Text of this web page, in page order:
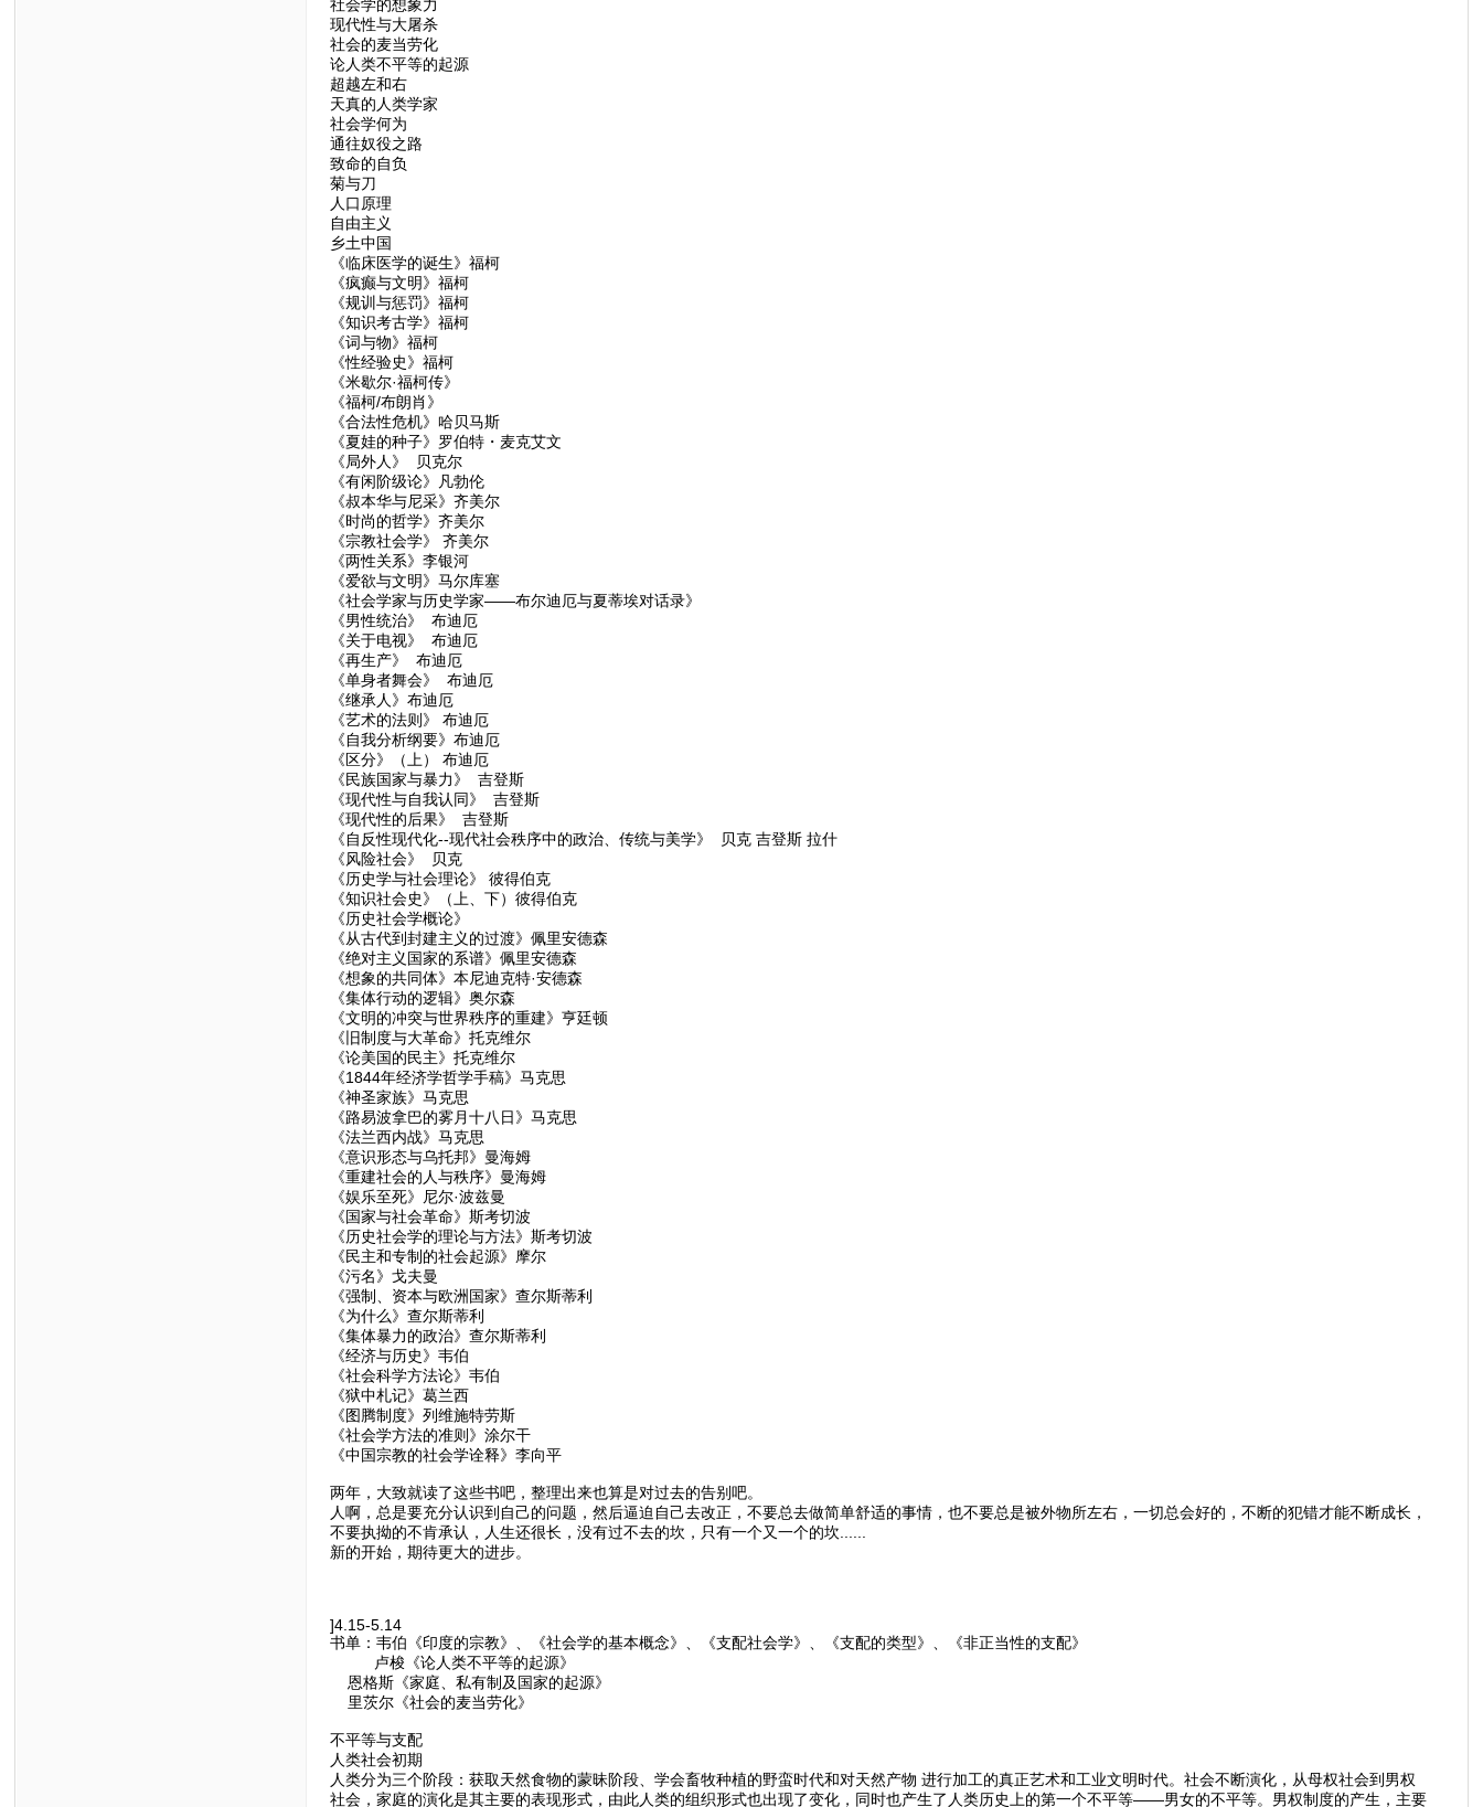
社会学的想象力
现代性与大屠杀
社会的麦当劳化
论人类不平等的起源
超越左和右
天真的人类学家
社会学何为
通往奴役之路
致命的自负
菊与刀
人口原理
自由主义
乡土中国
《临床医学的诞生》福柯
《疯癫与文明》福柯
《规训与惩罚》福柯
《知识考古学》福柯
《词与物》福柯
《性经验史》福柯
《米歇尔·福柯传》
《福柯/布朗肖》
《合法性危机》哈贝马斯
《夏娃的种子》罗伯特・麦克艾文
《局外人》 贝克尔
《有闲阶级论》凡勃伦
《叔本华与尼采》齐美尔
《时尚的哲学》齐美尔
《宗教社会学》 齐美尔
《两性关系》李银河
《爱欲与文明》马尔库塞
《社会学家与历史学家——布尔迪厄与夏蒂埃对话录》
《男性统治》 布迪厄
《关于电视》 布迪厄
《再生产》 布迪厄
《单身者舞会》 布迪厄
《继承人》布迪厄
《艺术的法则》 布迪厄
《自我分析纲要》布迪厄
《区分》（上） 布迪厄
《民族国家与暴力》 吉登斯
《现代性与自我认同》 吉登斯
《现代性的后果》 吉登斯
《自反性现代化--现代社会秩序中的政治、传统与美学》 贝克 吉登斯 拉什
《风险社会》 贝克
《历史学与社会理论》 彼得伯克
《知识社会史》（上、下）彼得伯克
《历史社会学概论》
《从古代到封建主义的过渡》佩里安德森
《绝对主义国家的系谱》佩里安德森
《想象的共同体》本尼迪克特·安德森
《集体行动的逻辑》奥尔森
《文明的冲突与世界秩序的重建》亨廷顿
《旧制度与大革命》托克维尔
《论美国的民主》托克维尔
《1844年经济学哲学手稿》马克思
《神圣家族》马克思
《路易波拿巴的雾月十八日》马克思
《法兰西内战》马克思
《意识形态与乌托邦》曼海姆
《重建社会的人与秩序》曼海姆
《娱乐至死》尼尔·波兹曼
《国家与社会革命》斯考切波
《历史社会学的理论与方法》斯考切波
《民主和专制的社会起源》摩尔
《污名》戈夫曼
《强制、资本与欧洲国家》查尔斯蒂利
《为什么》查尔斯蒂利
《集体暴力的政治》查尔斯蒂利
《经济与历史》韦伯
《社会科学方法论》韦伯
《狱中札记》葛兰西
《图腾制度》列维施特劳斯
《社会学方法的准则》涂尔干
《中国宗教的社会学诠释》李向平
两年，大致就读了这些书吧，整理出来也算是对过去的告别吧。
人啊，总是要充分认识到自己的问题，然后逼迫自己去改正，不要总去做简单舒适的事情，也不要总是被外物所左右，一切总会好的，不断的犯错才能不断成长，
不要执拗的不肯承认，人生还很长，没有过不去的坎，只有一个又一个的坎......
新的开始，期待更大的进步。
]4.15-5.14
书单：韦伯《印度的宗教》、《社会学的基本概念》、《支配社会学》、《支配的类型》、《非正当性的支配》
卢梭《论人类不平等的起源》
恩格斯《家庭、私有制及国家的起源》
里茨尔《社会的麦当劳化》
不平等与支配
人类社会初期
人类分为三个阶段：获取天然食物的蒙昧阶段、学会畜牧种植的野蛮时代和对天然产物 进行加工的真正艺术和工业文明时代。社会不断演化，从母权社会到男权
社会，家庭的演化是其主要的表现形式，由此人类的组织形式也出现了变化，同时也产生了人类历史上的第一个不平等——男女的不平等。男权制度的产生，主要